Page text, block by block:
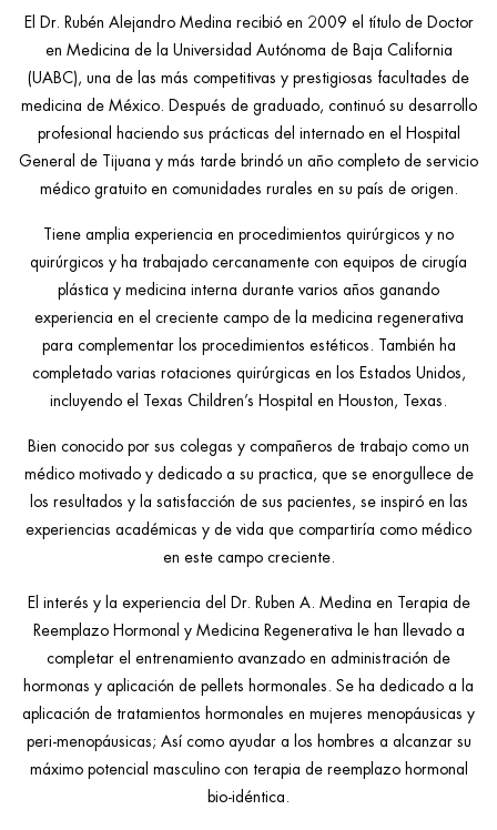
menu
menu
El Dr. Rubén Alejandro Medina recibió en 2009 el título de Doctor
en Medicina de la Universidad Autónoma de Baja California
(UABC), una de las más competitivas y prestigiosas facultades de
medicina de México. Después de graduado, continuó su desarrollo
profesional haciendo sus prácticas del internado en el Hospital
General de Tijuana y más tarde brindó un año completo de servicio
médico gratuito en comunidades rurales en su país de origen.
Tiene amplia experiencia en procedimientos quirúrgicos y no
quirúrgicos y ha trabajado cercanamente con equipos de cirugía
plástica y medicina interna durante varios años ganando
experiencia en el creciente campo de la medicina regenerativa
para complementar los procedimientos estéticos. También ha
completado varias rotaciones quirúrgicas en los Estados Unidos,
incluyendo el Texas Children’s Hospital en Houston, Texas.
Bien conocido por sus colegas y compañeros de trabajo como un
médico motivado y dedicado a su practica, que se enorgullece de
los resultados y la satisfacción de sus pacientes, se inspiró en las
experiencias académicas y de vida que compartiría como médico
en este campo creciente.
El interés y la experiencia del Dr. Ruben A. Medina en Terapia de
Reemplazo Hormonal y Medicina Regenerativa le han llevado a
completar el entrenamiento avanzado en administración de
hormonas y aplicación de pellets hormonales. Se ha dedicado a la
aplicación de tratamientos hormonales en mujeres menopáusicas y
peri-menopáusicas; Así como ayudar a los hombres a alcanzar su
máximo potencial masculino con terapia de reemplazo hormonal
bio-idéntica.